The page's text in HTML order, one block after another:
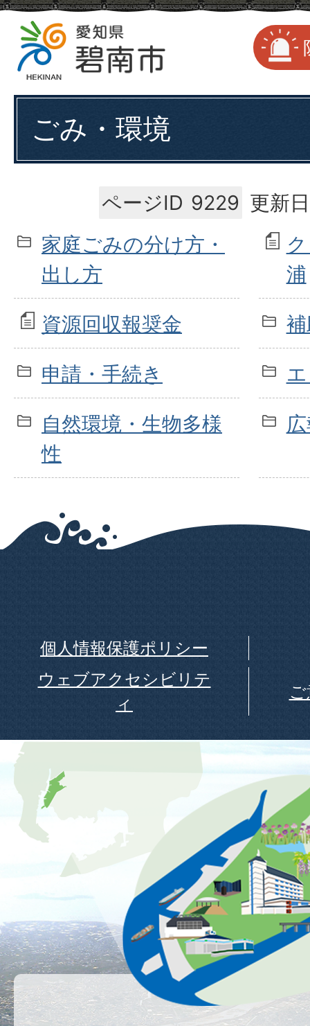
ごみ・環境
ページID 9229 更新
家庭ごみの分け方・
出し方
浦
資源回収報奨金
申請・手続き
自然環境・生物多様
性
個人情報保護ポリシー
ウェブアクセシビリテ
ィ